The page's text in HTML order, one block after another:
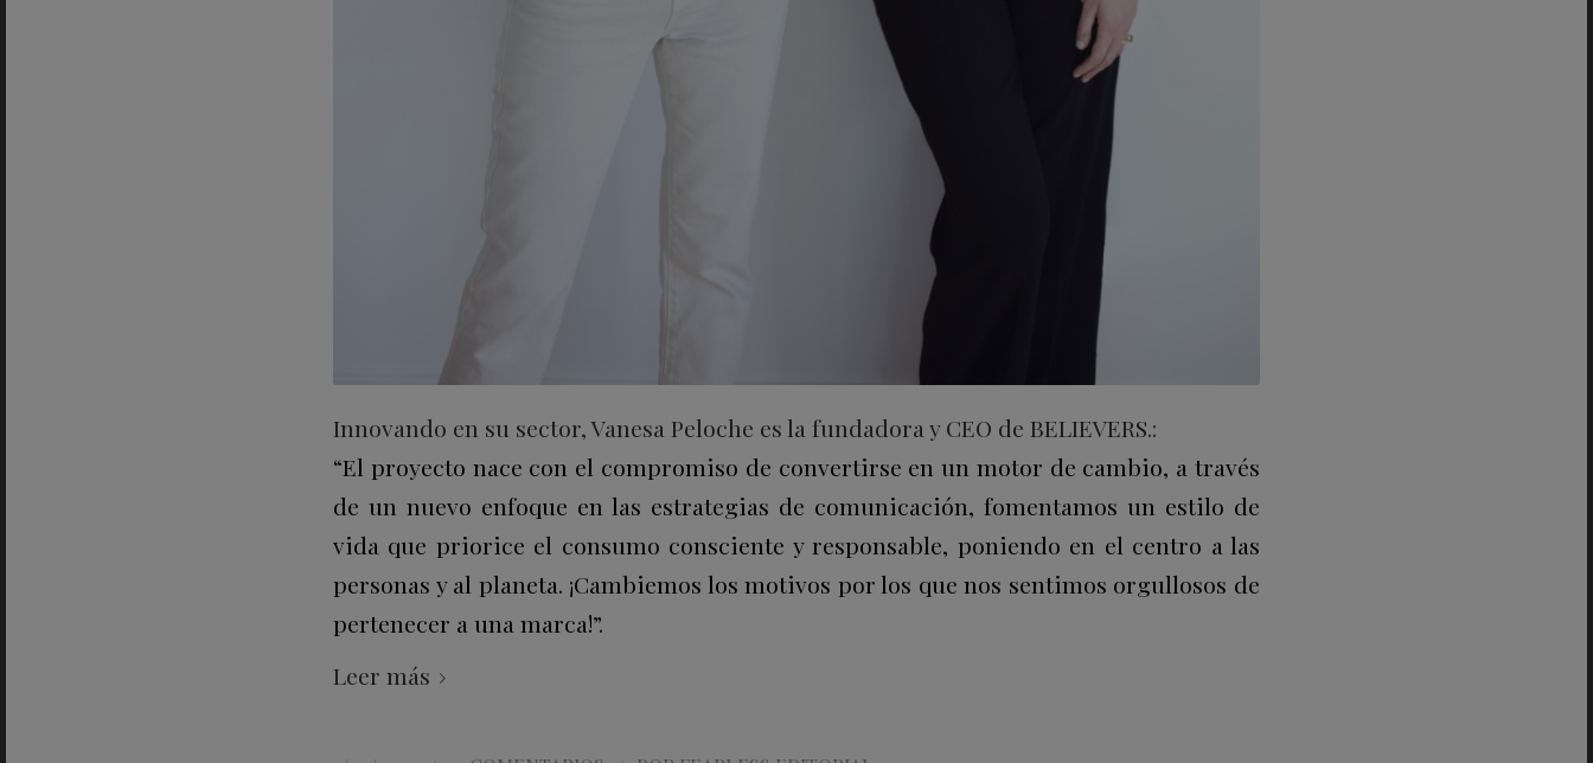
Innovando en su sector, Vanesa Peloche es la fundadora y CEO de BELIEVERS.:
“El proyecto nace con el compromiso de convertirse en un motor de cambio, a través
de un nuevo enfoque en las estrategias de comunicación, fomentamos un estilo de
vida que priorice el consumo consciente y responsable, poniendo en el centro a las
personas y al planeta. ¡Cambiemos los motivos por los que nos sentimos orgullosos de
pertenecer a una marca!”.
Leer más